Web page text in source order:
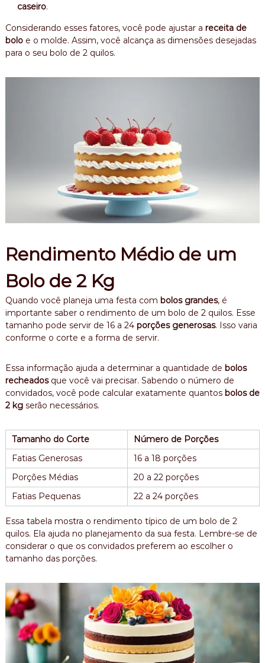
caseiro.
Considerando esses fatores, você pode ajustar a receita de
boloe o molde. Assim, você alcança as dimensões desejadas
para o seu bolo de 2 quilos.
Rendimento Médio de um
Bolo de 2 Kg
Quando você planeja uma festa com bolos grandes, é
importante saber o rendimento de um bolo de 2 quilos. Esse
tamanho pode servir de 16 a 24 porções generosas. Isso varia
conforme o corte e a forma de servir.
Essa informação ajuda a determinar a quantidade de bolos
recheadosque você vai precisar. Sabendo o número de
convidados, você pode calcular exatamente quantos bolos de
2 kgserão necessários.
Tamanho do Corte
Número de Porções
Fatias Generosas
16 a 18 porções
Porções Médias
20 a 22 porções
Fatias Pequenas
22 a 24 porções
Essa tabela mostra o rendimento típico de um bolo de 2
quilos. Ela ajuda no planejamento da sua festa. Lembre-se de
considerar o que os convidados preferem ao escolher o
tamanho das porções.